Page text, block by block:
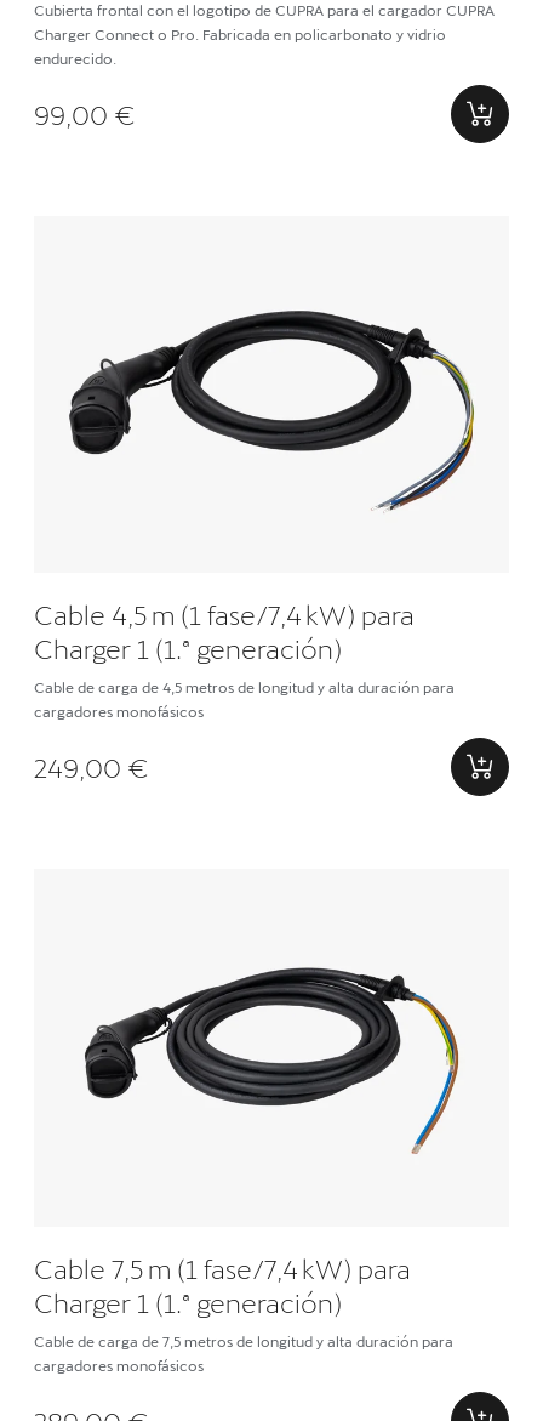
Cubierta frontal con el logotipo de CUPRA para el cargador CUPRA
Charger Connect o Pro. Fabricada en policarbonato y vidrio
endurecido.
99,00 €
Cable 4,5 m (1 fase/7,4 kW) para
Charger 1 (1.ª generación)
Cable de carga de 4,5 metros de longitud y alta duración para
cargadores monofásicos
249,00 €
Cable 7,5 m (1 fase/7,4 kW) para
Charger 1 (1.ª generación)
Cable de carga de 7,5 metros de longitud y alta duración para
cargadores monofásicos